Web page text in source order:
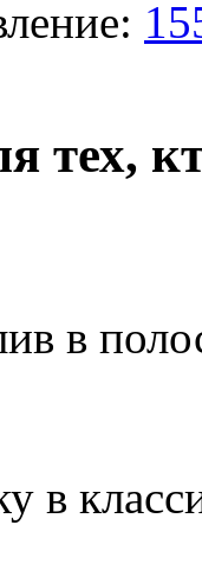
тех,
в
в